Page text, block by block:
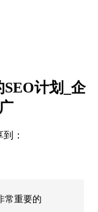
计划_企
：
常重要的